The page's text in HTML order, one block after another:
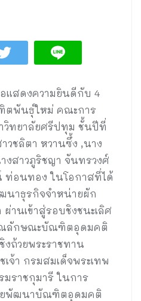
แสดงความยินดีกับ 4
ตพันธุ์ใหม่ คณะการ
วิทยาลัยศรีปทุม ชั้นปีที่
วชลิตา หวานซึ้ง ,นาง
งสาวภูริชญา จันทรวงศ์
ท่อนทอง ในโอกาสที่ได้
นาธุรกิจจำหน่ายผัก
านเข้าสู่รอบชิงชนะเลิศ
ลักษณะบัณฑิตอุดมคติ
ถ้วยพระราชทาน
จ้า กรมสมเด็จพระเทพ
มราชกุมารี ในการ
ายพัฒนาบัณฑิตอุดมคติ